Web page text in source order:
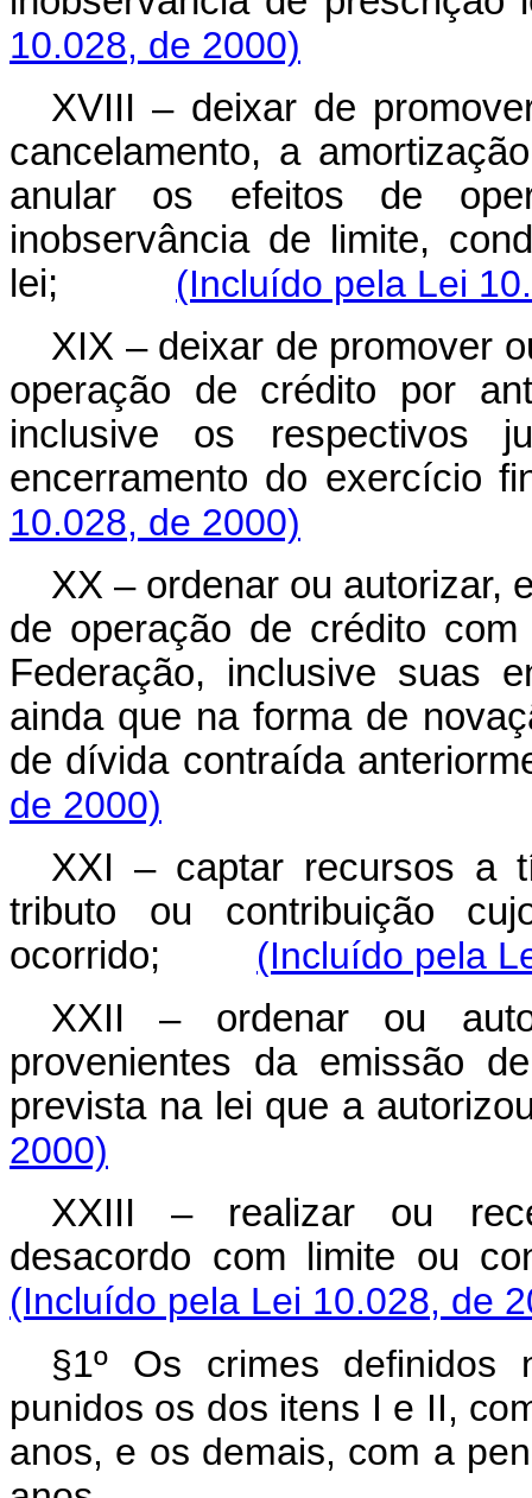
10.028, de 2000)
XVIII – deixar de
cancelamento, a
anular os efeitos de
inobservância de limite,
lei; (Incluído pela Lei
XIX – deixar de promover
operação de crédito por
inclusive os respectivos
encerramento do
10.028, de 2000)
XX – ordenar ou autorizar,
de operação de crédito
Federação, inclusive suas
ainda que na forma de
de dívida contraída
de 2000)
XXI – captar recursos a
tributo ou contribuição
ocorrido; (Incluído pela
XXII – ordenar ou
provenientes da emissão
prevista na lei que a
2000)
XXIII – realizar ou
desacordo com limite
(Incluído pela Lei 10.028, de
§1º Os crimes
punidos os dos itens I e II,
anos, e os demais, com a